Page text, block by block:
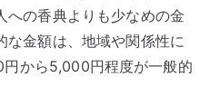
への香典よりも少なめの金
な金額は、地域や関係性に
から5,000円程度が一般的